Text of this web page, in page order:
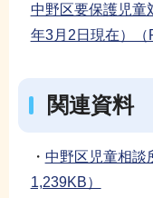
中野区要保護児童
年3月2日現在）（
関連資料
・ 中野区児童相談
1,239KB）